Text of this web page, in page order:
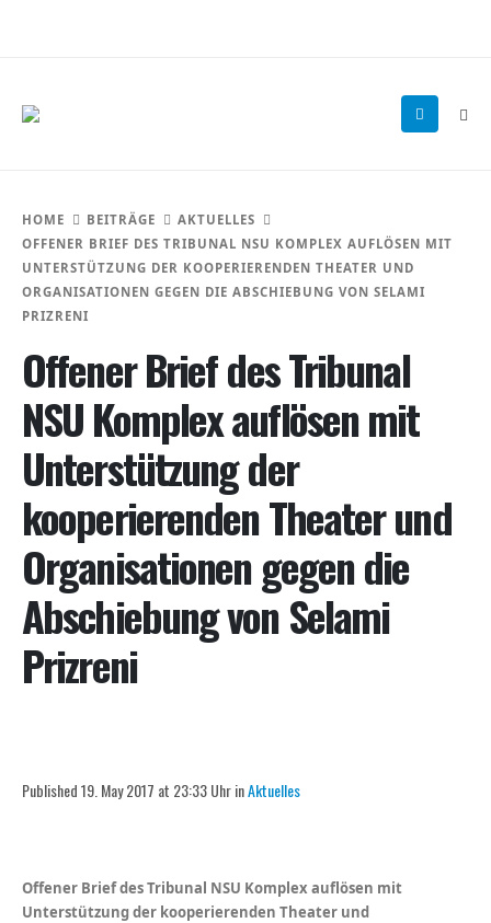
HOME BEITRÄGE
AKTUELLES
OFFENER BRIEF DES TRIBUNAL NSU KOMPLEX AUFLÖSEN MIT
UNTERSTÜTZUNG DER KOOPERIERENDEN THEATER UND
ORGANISATIONEN GEGEN DIE ABSCHIEBUNG VON SELAMI
PRIZRENI
Offener Brief des Tribunal
NSU Komplex auflösen mit
Unterstützung der
kooperierenden Theater und
Organisationen gegen die
Abschiebung von Selami
Prizreni
Published 19. May 2017 at 23:33 Uhr inAktuelles
Offener Brief des Tribunal NSU Komplex auflösen mit
Unterstützung der kooperierenden Theater und